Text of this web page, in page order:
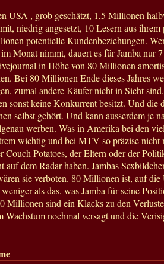
USA , grob geschätzt, 1,5 Millionen
niedrig angesetzt, 10 Lesern aus
potentielle Kundenbeziehungen.
Monat nimmt, dauert es für Jamba nur
in Höhe von 80 Millionen
Bei 80 Millionen Ende dieses Jahres
zumal andere Käufer nicht in Sicht
sonst keine Konkurrent besitzt. Und die
selbst gehört. Und kann ausserdem je
werben. Was in Amerika bei den
wichtig und bei MTV so präzise
Couch Potatoes, der Eltern oder der
auf dem Radar haben. Jambas
sie verboten. 80 Millionen ist, auf
als das, was Jamba für seine
Millionen sind ein Klacks zu den
Wachstum nochmal versagt und die